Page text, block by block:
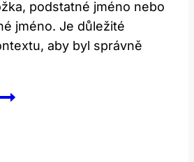
podstatné jméno nebo
jméno. Je důležité
aby byl správně